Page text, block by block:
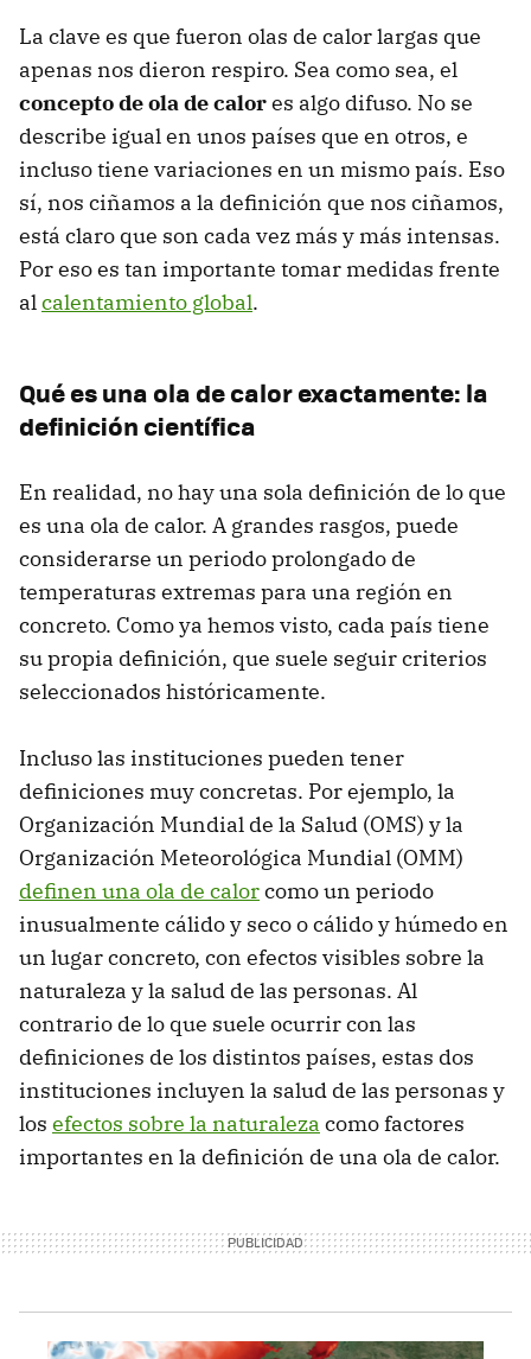
La clave es que fueron olas de calor largas que
apenas nos dieron respiro. Sea como sea, el
concepto de ola de calores algo difuso. No se
describe igual en unos países que en otros, e
incluso tiene variaciones en un mismo país. Eso
sí, nos ciñamos a la definición que nos ciñamos,
está claro que son cada vez más y más intensas.
Por eso es tan importante tomar medidas frente
alcalentamiento global.
Qué es una ola de calor exactamente: la
definición científica
En realidad, no hay una sola definición de lo que
es una ola de calor. A grandes rasgos, puede
considerarse un periodo prolongado de
temperaturas extremas para una región en
concreto. Como ya hemos visto, cada país tiene
su propia definición, que suele seguir criterios
seleccionados históricamente.
Incluso las instituciones pueden tener
definiciones muy concretas. Por ejemplo, la
Organización Mundial de la Salud (OMS) y la
Organización Meteorológica Mundial (OMM)
definen una ola de calorcomo un periodo
inusualmente cálido y seco o cálido y húmedo en
un lugar concreto, con efectos visibles sobre la
naturaleza y la salud de las personas. Al
contrario de lo que suele ocurrir con las
definiciones de los distintos países, estas dos
instituciones incluyen la salud de las personas y
los efectos sobre la naturaleza como factores
importantes en la definición de una ola de calor.